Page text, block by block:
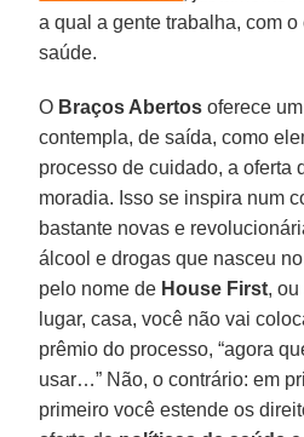
a qual a gente trabalha, com
saúde.
O Braços Abertos oferece
contempla, de saída, como
processo de cuidado, a oferta
moradia. Isso se inspira num
bastante novas e
álcool e drogas que nasceu
pelo nome de House First,
lugar, casa, você não vai
prêmio do processo, “agora
usar…” Não, o contrário: em
primeiro você estende os